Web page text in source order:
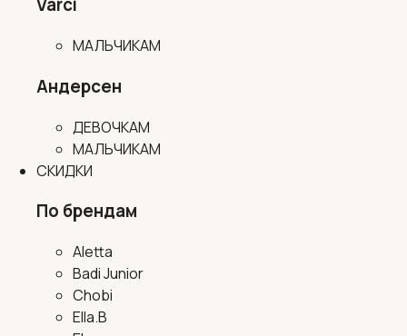
Varci
МАЛЬЧИКАМ
Андерсен
ДЕВОЧКАМ
МАЛЬЧИКАМ
СКИДКИ
По брендам
Aletta
Badi Junior
Chobi
Ella.B